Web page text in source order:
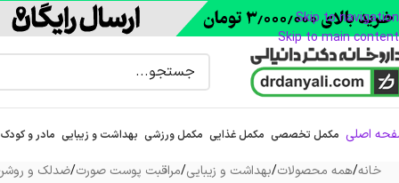
Skip to navigation
Skip to main content
اصلی مکمل تخصصی مکمل غذایی مکمل ورزشی بهداشت و زیبایی مادر و کودک
خانه/همه محصولات/بهداشت و زیبایی/مراقبت پوست صورت/ضدلک و